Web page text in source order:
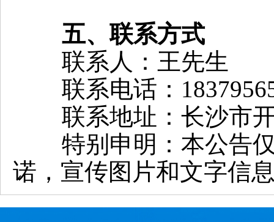
五、联系方式
联系人：王先生
联系电话：
联系地址：长沙市开
特别申明：本公告仅
诺，宣传图片和文字信